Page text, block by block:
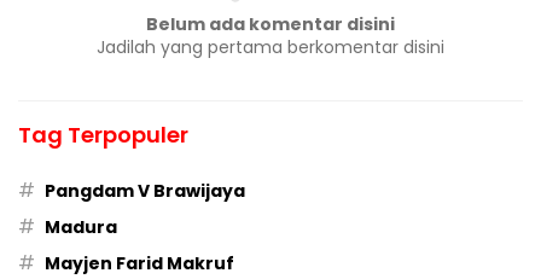
Belum ada komentar disini
Jadilah yang pertama berkomentar disini
Tag Terpopuler
# Pangdam V Brawijaya
# Madura
# Mayjen Farid Makruf